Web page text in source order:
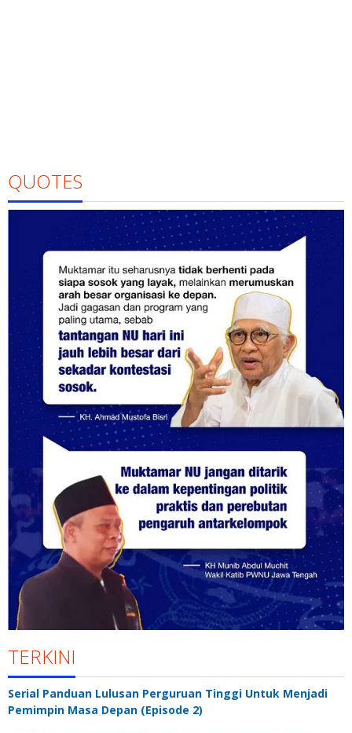
QUOTES
TERKINI
Serial Panduan Lulusan Perguruan Tinggi Untuk Menjadi
Pemimpin Masa Depan (Episode 2)